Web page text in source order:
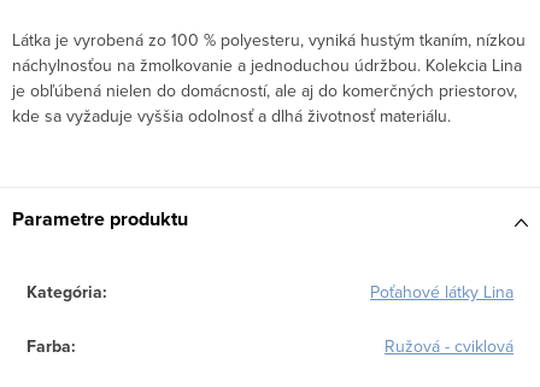
Látka je vyrobená zo 100 % polyesteru, vyniká hustým tkaním, nízkou
náchylnosťou na žmolkovanie a jednoduchou údržbou. Kolekcia Lina
je obľúbená nielen do domácností, ale aj do komerčných priestorov,
kde sa vyžaduje vyššia odolnosť a dlhá životnosť materiálu.
Parametre produktu
Kategória: Poťahové látky Lina
Farba: Ružová - cviklová